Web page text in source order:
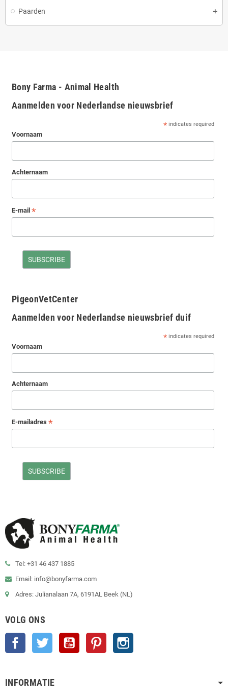
Paarden
Bony Farma - Animal Health
Aanmelden voor Nederlandse nieuwsbrief
* indicates required
Voornaam
Achternaam
E-mail *
PigeonVetCenter
Aanmelden voor Nederlandse nieuwsbrief duif
* indicates required
Voornaam
Achternaam
E-mailadres *
Tel: +31 46 437 1885
Email: info@bonyfarma.com
Adres: Julianalaan 7A, 6191AL Beek (NL)
VOLG ONS
Facebook Twitter YouTube Pinterest
INFORMATIE